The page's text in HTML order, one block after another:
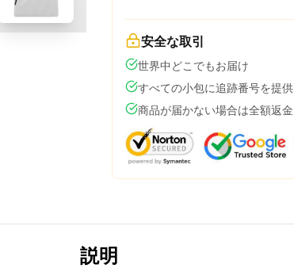
安全な取引
世界中どこでもお届け
すべての小包に追跡番号を提供
商品が届かない場合は全額返金
説明